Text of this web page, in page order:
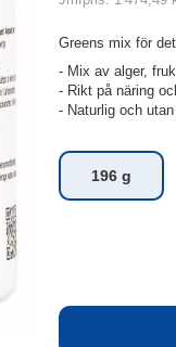
Greens mix för
- Mix av alger,
- Rikt på näring
- Naturlig och
196 g